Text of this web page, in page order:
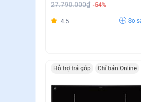
27.790.000₫ -54%
4.5 So
Hỗ trợ trả góp Chỉ bán Online